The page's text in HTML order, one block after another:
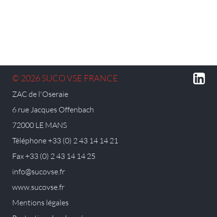
© 2026 SUCO VSE FRANCE
ZAC de l'Oseraie
6 rue Jacques Offenbach
72000 LE MANS
Téléphone +33 (0) 2 43 14 14 21
Fax +33 (0) 2 43 14 14 25
info@sucovse.fr
www.sucovse.fr
Mentions légales